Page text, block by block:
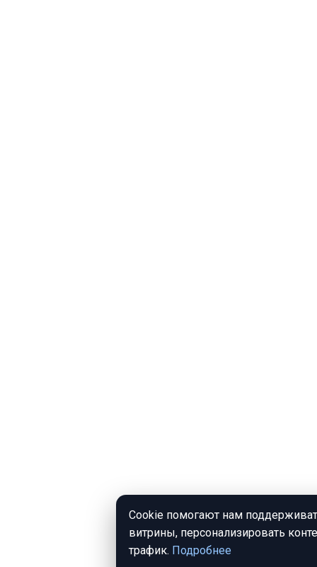
Cookie помогают нам
витрины, персонализировать
трафик. Подробнее